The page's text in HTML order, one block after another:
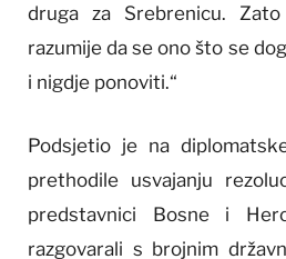
druga za Srebrenicu.
razumije da se ono što se
i nigdje ponoviti.“
Podsjetio je na
prethodile usvajanju
predstavnici Bosne i
razgovarali s brojnim